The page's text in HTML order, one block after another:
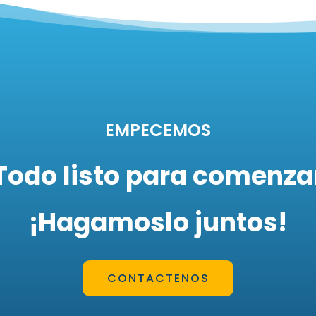
EMPECEMOS
listo para
¡Hagamoslo juntos!
CONTACTENOS